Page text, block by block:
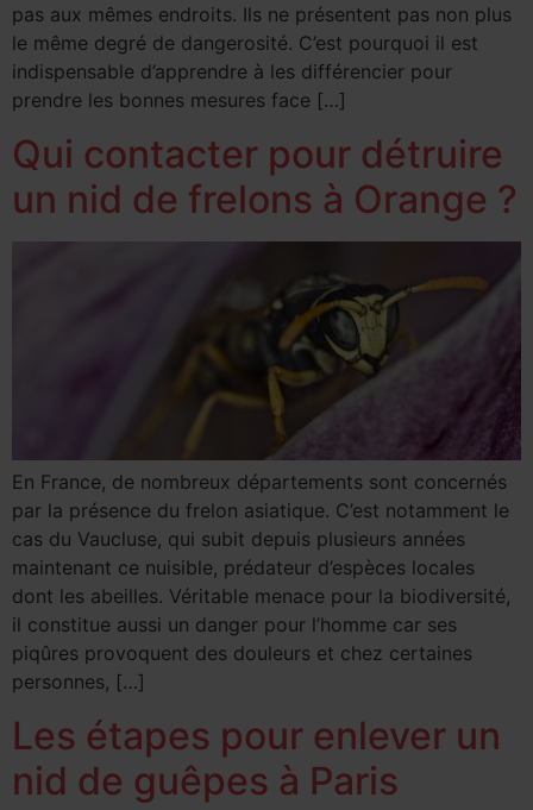
pas aux mêmes endroits. Ils ne présentent pas non plus
le même degré de dangerosité. C’est pourquoi il est
indispensable d’apprendre à les différencier pour
prendre les bonnes mesures face […]
Qui contacter pour détruire
un nid de frelons à Orange ?
En France, de nombreux départements sont concernés
par la présence du frelon asiatique. C’est notamment le
cas du Vaucluse, qui subit depuis plusieurs années
maintenant ce nuisible, prédateur d’espèces locales
dont les abeilles. Véritable menace pour la biodiversité,
il constitue aussi un danger pour l’homme car ses
piqûres provoquent des douleurs et chez certaines
personnes, […]
Les étapes pour enlever un
nid de guêpes à Paris